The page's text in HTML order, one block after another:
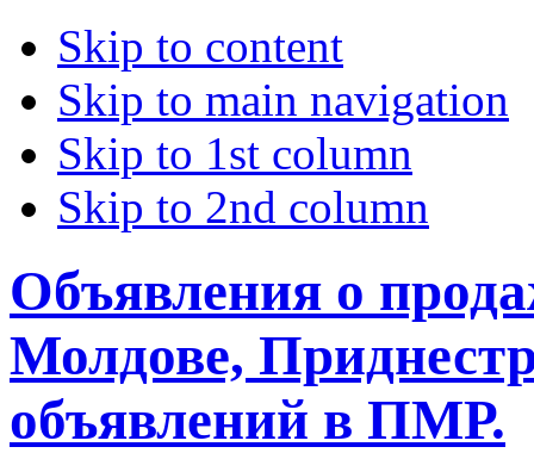
Skip to content
Skip to main navigation
Skip to 1st column
Skip to 2nd column
Объявления о
Молдове,
объявлений в ПМР.